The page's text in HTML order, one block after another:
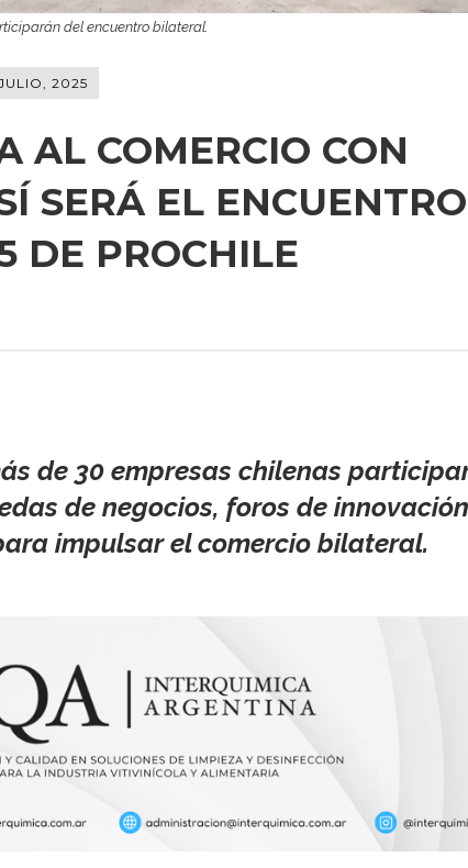
del encuentro bilateral.
JULIO, 2025
AL COMERCIO CON
SERÁ EL
DE PROCHILE
de 30 empresas chilenas
de negocios, foros de
impulsar el comercio bilateral.